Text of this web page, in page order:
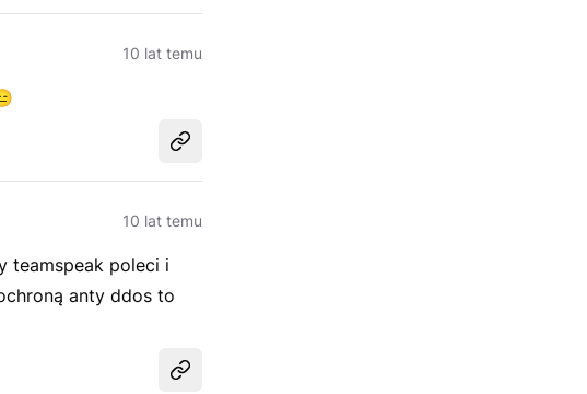
10 lat temu
Udostępnij
10 lat temu
teamspeak poleci i
anty ddos to
Udostępnij